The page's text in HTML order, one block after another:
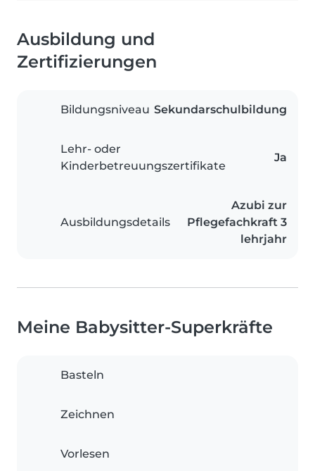
Ausbildung und
Zertifizierungen
Bildungsniveau Sekundarschulbildung
Lehr- oder
Kinderbetreuungszertifikate
Ja
Ausbildungsdetails
Azubi zur
Pflegefachkraft 3
lehrjahr
Meine Babysitter-Superkräfte
Basteln
Zeichnen
Vorlesen